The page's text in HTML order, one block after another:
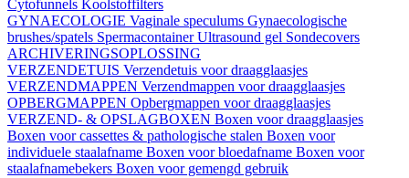
Cytofunnels Koolstoffilters
GYNAECOLOGIE Vaginale speculums Gynaecologische
brushes/spatels SpermacontainerUltrasound gel Sondecovers
ARCHIVERINGSOPLOSSING
VERZENDETUIS Verzendetuis voor draagglaasjes
VERZENDMAPPEN Verzendmappen voor draagglaasjes
OPBERGMAPPEN Opbergmappen voor draagglaasjes
VERZEND- & OPSLAGBOXEN Boxen voor draagglaasjes
Boxen voor cassettes & pathologische stalen Boxen voor
individuele staalafname Boxen voor bloedafname Boxen voor
staalafnamebekers Boxen voor gemengd gebruik